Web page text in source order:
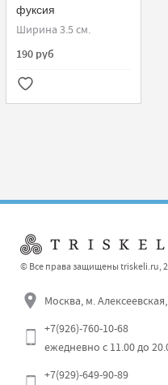
фуксия
Ширина 3.5 см.
190 руб
© Все права защищены triskeli.ru,
Москва, м.
+7(926)-760-10-68
ежедневно с 11.00 до
+7(929)-649-90-89